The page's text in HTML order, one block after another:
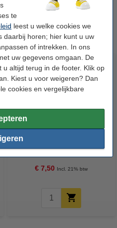
te
leest u welke cookies we
daarbij horen; hier kunt u uw
of intrekken. In ons
uw gegevens omgaan. De
altijd terug in de footer. Klik op
Kiest u voor weigeren? Dan
cookies en vergelijkbare
producten
huismerk)
€ 7,50 Incl. 21% btw